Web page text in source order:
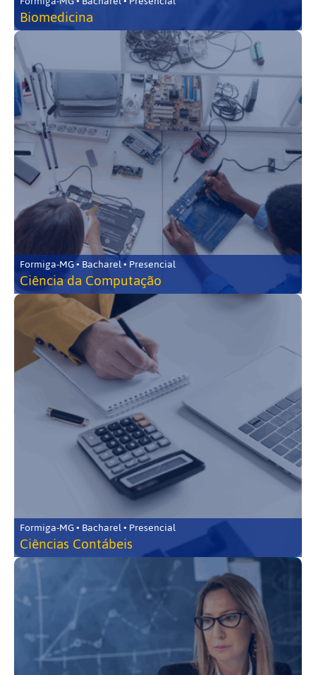
Biomedicina
Formiga-MG • Bacharel • Presencial
Ciência da Computação
Formiga-MG • Bacharel • Presencial
Ciências Contábeis